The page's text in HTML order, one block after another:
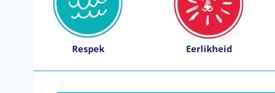
Respek Eerlikheid